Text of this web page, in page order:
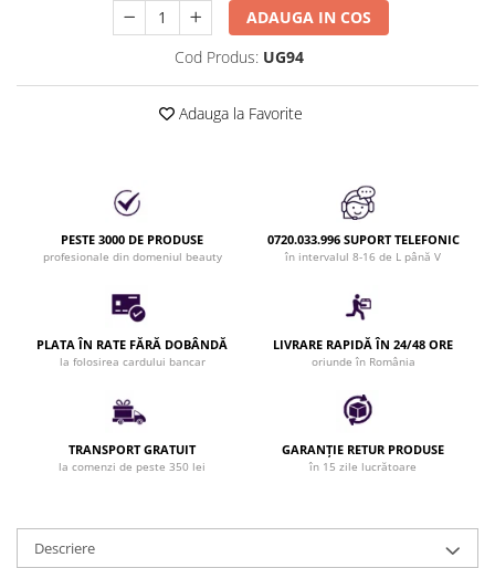
Permanent par
Pelerine de tuns profesionale
Pudre fixare par
Burete pentru coc
Bandane | turbane
Suporturi ustensile
Echipament lucru salon
Accesorii curatare perii si piepteni
Extensii par natural
Trepiede cap manechin
ADAUGA IN COS
Cod Produs: UG94
Adauga la Favorite
PESTE 3000 DE PRODUSE
profesionale din domeniul beauty
0720.033.996 SUPORT TELEFONIC
în intervalul 8-16 de L până V
PLATA ÎN RATE FĂRĂ DOBÂNDĂ
la folosirea cardului bancar
LIVRARE RAPIDĂ ÎN 24/48 ORE
oriunde în România
TRANSPORT GRATUIT
la comenzi de peste 350 lei
GARANȚIE RETUR PRODUSE
în 15 zile lucrătoare
Descriere